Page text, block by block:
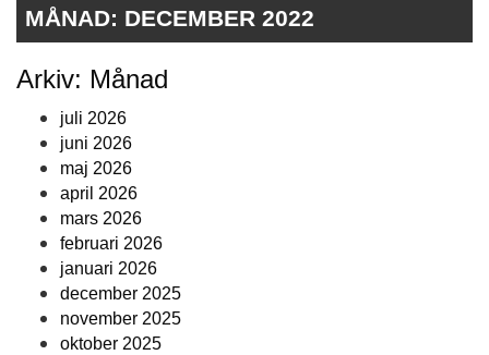
ANNONSERA
MÅNAD: DECEMBER 2022
Arkiv: Månad
juli 2026
juni 2026
maj 2026
april 2026
mars 2026
februari 2026
januari 2026
december 2025
november 2025
oktober 2025